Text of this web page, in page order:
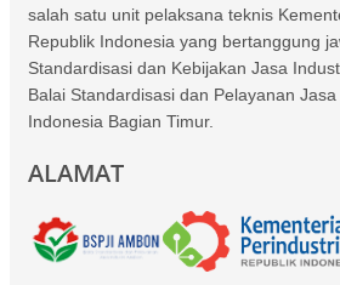
salah satu unit pelaksana teknis
Republik Indonesia yang bertanggung
Standardisasi dan Kebijakan Jasa
Balai Standardisasi dan Pelayanan
Indonesia Bagian Timur.
ALAMAT